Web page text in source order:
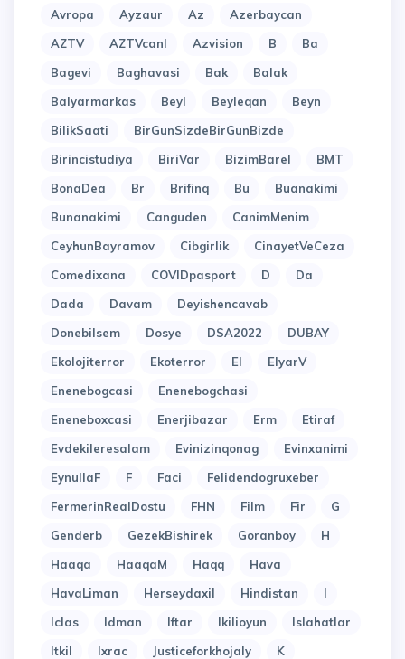
Avropa
Ayzaur Az
Azerbaycan
AZTV
AZTVcanl Azvision B
Ba
Bagevi
Baghavasi Bak
Balak
Balyarmarkas
Beyl Beyleqan
Beyn
BilikSaati
BirGunSizdeBirGunBizde
Birincistudiya
BiriVar BizimBarel
BMT
BonaDea
Br Brifinq Bu
Buanakimi
Bunanakimi
Canguden
CanimMenim
CeyhunBayramov
Cibgirlik
CinayetVeCeza
Comedixana
COVIDpasport D
Da
Dada
Davam
Deyishencavab
Donebilsem
Dosye DSA2022
DUBAY
Ekolojiterror
Ekoterror El
ElyarV
Enenebogcasi
Enenebogchasi
Eneneboxcasi
Enerjibazar Erm
Etiraf
Evdekileresalam
Evinizinqonag
Evinxanimi
EynullaF
F Faci
Felidendogruxeber
FermerinRealDostu
FHN Film Fir
G
Genderb
GezekBishirek Goranboy
H
Haaqa
HaaqaM Haqq
Hava
HavaLiman
Herseydaxil Hindistan
I
Iclas
Idman Iftar Ikilioyun
Islahatlar
Itkil
Ixrac Justiceforkhojaly
K